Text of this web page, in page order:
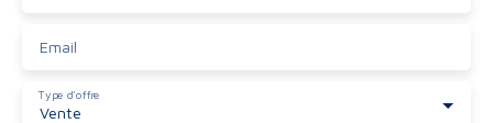
Email
Vente
Type d'offre